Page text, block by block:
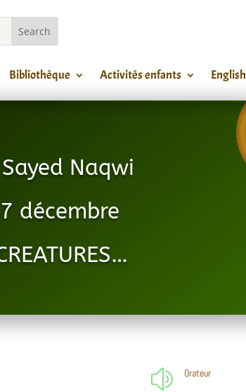
Bibliothèque Activités enfants English
Naqwi
décembre
z Orateur